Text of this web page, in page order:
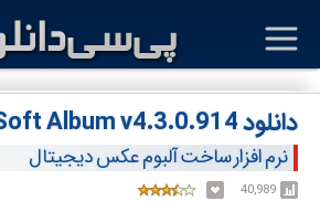
دانلود ArcSoft Album v4.3.0.914
نرم افزار ساخت آلبوم عکس دیجیتال
40,989